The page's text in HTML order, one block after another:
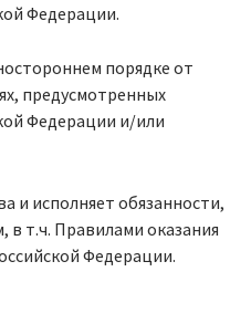
Федерации.
порядке от
предусмотренных
Федерации и/или
и исполняет обязанности,
т.ч. Правилами оказания
Федерации.